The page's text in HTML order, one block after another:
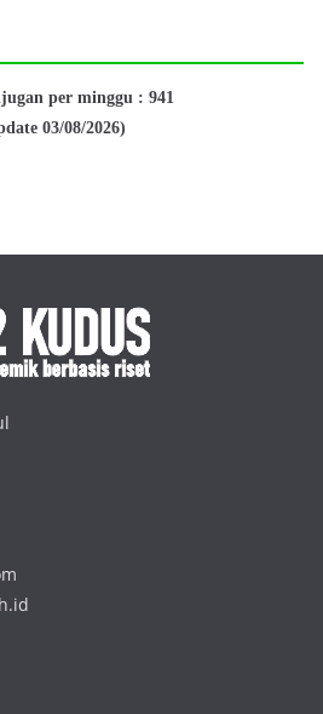
per minggu : 941
03/08/2026)